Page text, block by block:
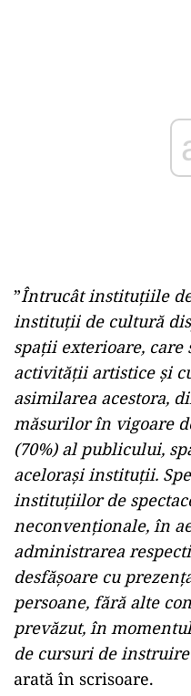
”Întrucât instituţiile
instituţii de cultură
spaţii exterioare, care
activităţii artistice şi
asimilarea acestora,
măsurilor în vigoare
(70%) al publicului,
aceloraşi instituţii.
instituţiilor de
neconvenţionale, în
administrarea
desfăşoare cu
persoane, fără alte
prevăzut, în
de cursuri de
arată în scrisoare.